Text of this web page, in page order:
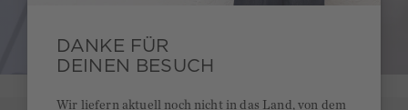
DANKE FÜR
DEINEN BESUCH
Wir liefern aktuell noch nicht in das Land, von dem